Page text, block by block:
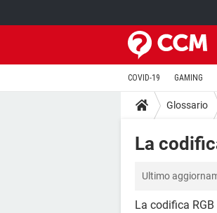
COVID-19 GAMING
Glossario
La
Ultimo
La codifica RGB